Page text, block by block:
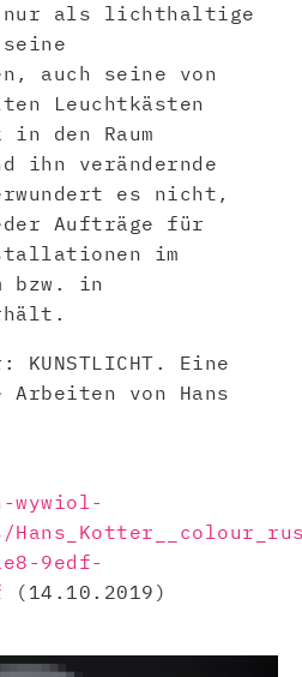
als lichthaltige
auch seine von
Leuchtkästen
den Raum
ihn verändernde
es nicht,
Aufträge für
im
bzw. in
KUNSTLICHT. Eine
Arbeiten von Hans
wywiol-
9edf-
(14.10.2019)